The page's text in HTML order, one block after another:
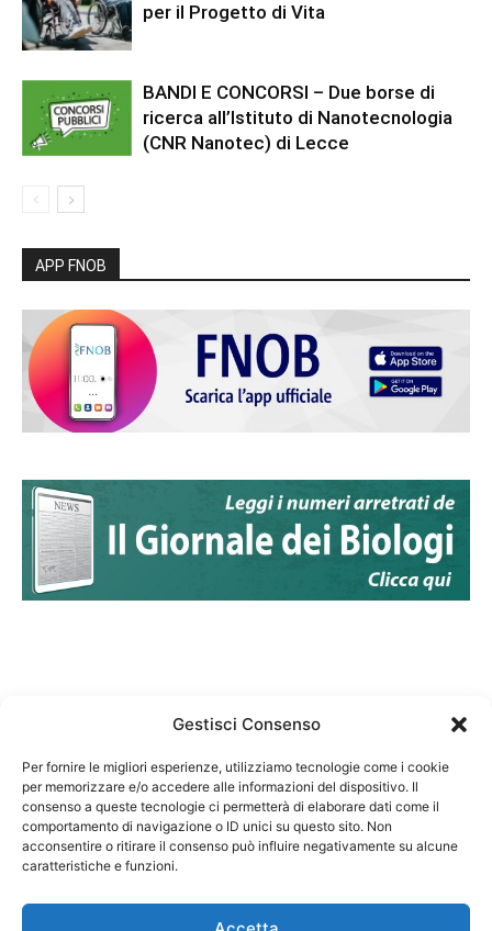
Gestisci Consenso
Per fornire le migliori esperienze, utilizziamo tecnologie come i cookie
per memorizzare e/o accedere alle informazioni del dispositivo. Il
consenso a queste tecnologie ci permetterà di elaborare dati come il
comportamento di navigazione o ID unici su questo sito. Non
acconsentire o ritirare il consenso può influire negativamente su alcune
caratteristiche e funzioni.
per il Progetto di Vita
BANDI E CONCORSI – Due borse di
ricerca all’Istituto di Nanotecnologia
(CNR Nanotec) di Lecce
APP FNOB
Federazione Nazionale Degli Ordini dei Biologi:
codice fiscale 80069130583
Responsabile sito internet www.fnob.it: